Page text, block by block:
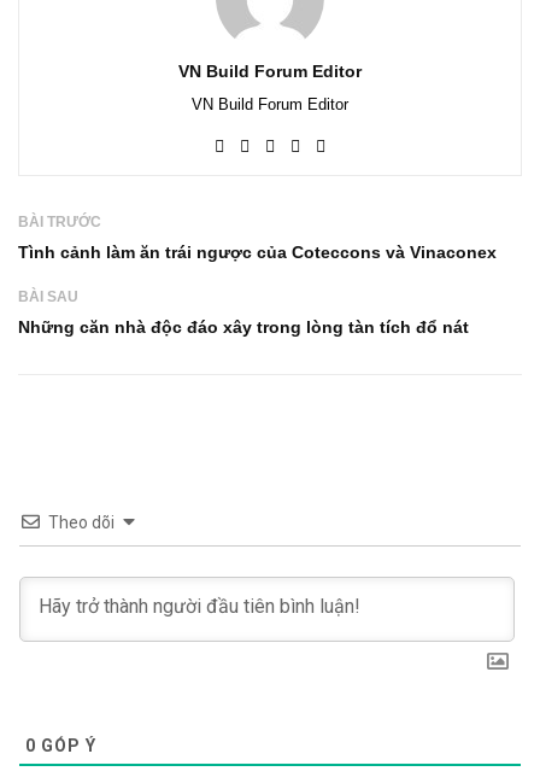
VN Build Forum Editor
VN Build Forum Editor
BÀI TRƯỚC
Tình cảnh làm ăn trái ngược của Coteccons và Vinaconex
BÀI SAU
Những căn nhà độc đáo xây trong lòng tàn tích đổ nát
Theo dõi
0 GÓP Ý